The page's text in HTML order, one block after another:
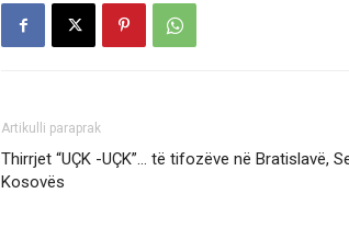
Artikulli paraprak
Thirrjet “UÇK -UÇK”… të tifozëve në Bratislavë,
Kosovës